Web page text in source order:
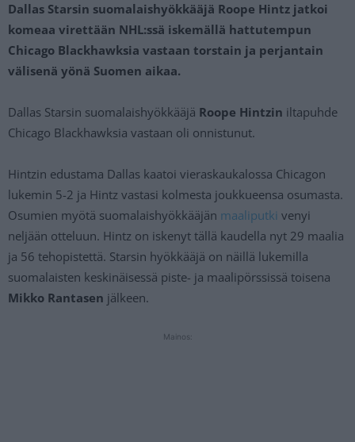
Dallas Starsin suomalaishyökkääjä Roope Hintz jatkoi
komeaa virettään NHL:ssä iskemällä hattutempun
Chicago Blackhawksia vastaan torstain ja perjantain
välisenä yönä Suomen aikaa.
Dallas Starsin suomalaishyökkääjä Roope Hintzin iltapuhde
Chicago Blackhawksia vastaan oli onnistunut.
Hintzin edustama Dallas kaatoi vieraskaukalossa Chicagon
lukemin 5-2 ja Hintz vastasi kolmesta joukkueensa osumasta.
Osumien myötä suomalaishyökkääjän maaliputki venyi
neljään otteluun. Hintz on iskenyt tällä kaudella nyt 29 maalia
ja 56 tehopistettä. Starsin hyökkääjä on näillä lukemilla
suomalaisten keskinäisessä piste- ja maalipörssissä toisena
Mikko Rantasen jälkeen.
Mainos: